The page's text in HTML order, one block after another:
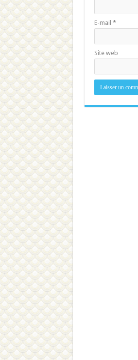
E-mail *
Site web